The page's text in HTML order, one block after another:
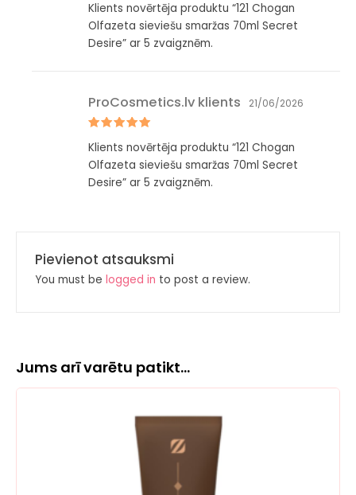
ar5no 5
Klients novērtēja produktu “121 Chogan
Olfazeta sieviešu smaržas 70ml Secret
Desire” ar 5 zvaigznēm.
ar5no 5
ProCosmetics.lv klients 21/06/2026
Klients novērtēja produktu “121 Chogan
Olfazeta sieviešu smaržas 70ml Secret
Desire” ar 5 zvaigznēm.
Pievienot atsauksmi
You must be logged in to post a review.
Jums arī varētu patikt…